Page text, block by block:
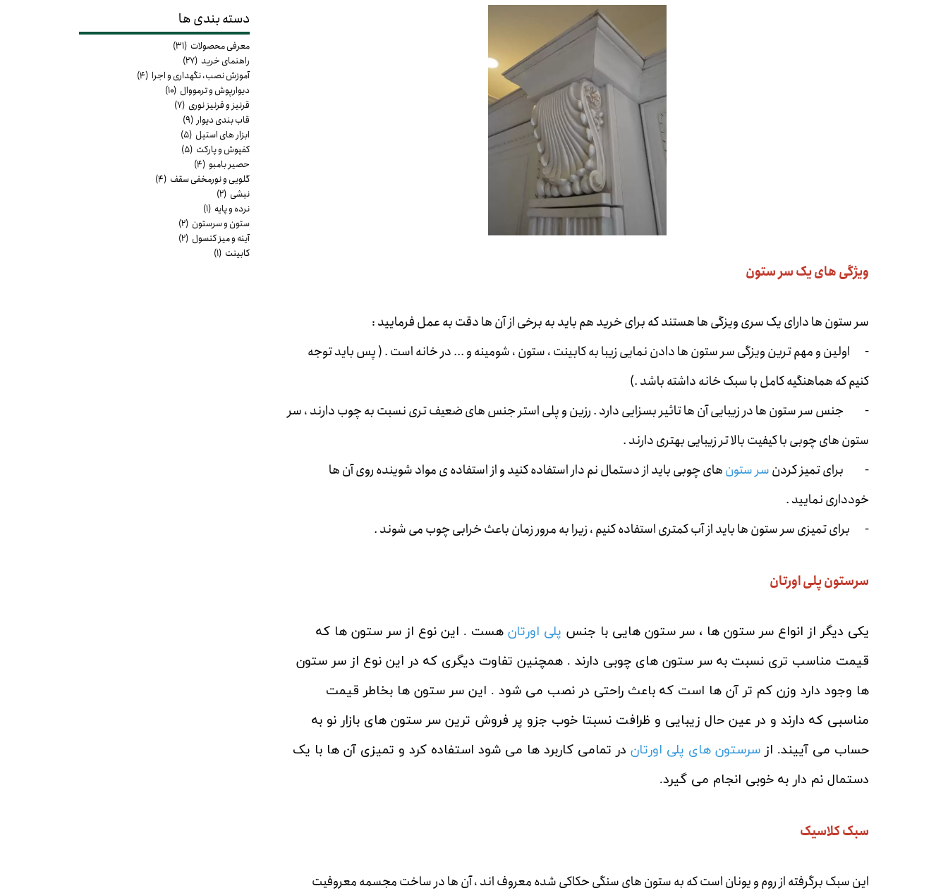
ویژگی های یک سر ستون
سر ستون ها دارای یک سری ویزگی ها هستند که برای خرید هم باید به برخی از آن ها دقت به عمل فرمایید :
- اولین و مهم ترین ویزگی سر ستون ها دادن نمایی زیبا به کابینت ، ستون ، شومینه و ... در خانه است . ( پس باید توجه
کنیم که هماهنگیه کامل با سبک خانه داشته باشد .)
- جنس سر ستون ها در زیبایی آن ها تاثیر بسزایی دارد . رزین و پلی استر جنس های ضعیف تری نسبت به چوب دارند ، سر
ستون های چوبی با کیفیت بالا تر زیبایی بهتری دارند .
- برای تمیز کردنسر ستونهای چوبی باید از دستمال نم دار استفاده کنید و از استفاده ی مواد شوینده روی آن ها
خودداری نمایید .
- برای تمیزی سر ستون ها باید از آب کمتری استفاده کنیم ، زیرا به مرور زمان باعث خرابی چوب می شوند .
سرستون پلی اورتان
یکی دیگر از انواع سر ستون ها ، سر ستون هایی با جنس پلی اورتان هست . این نوع از سر ستون ها که
قیمت مناسب تری نسبت به سر ستون های چوبی دارند . همچنین تفاوت دیگری که در این نوع از سر ستون
ها وجود دارد وزن کم تر آن ها است که باعث راحتی در نصب می شود . این سر ستون ها بخاطر قیمت
مناسبی که دارند و در عین حال زیبایی و ظرافت نسبتا خوب جزو پر فروش ترین سر ستون های بازار نو به
حساب می آییند. از سرستون های پلی اورتان در تمامی کاربرد ها می شود استفاده کرد و تمیزی آن ها با یک
دستمال نم دار به خوبی انجام می گیرد.
سبک کلاسیک
این سبک برگرفته از روم و یونان است که به ستون های سنگی حکاکی شده معروف اند ، آن ها در ساخت مجسمه معروفیت
دسته بندی ها
معرفی محصولات (۳۱)
راهنمای خرید (۲۷)
آموزش نصب، نگهداری و اجرا (۴)
دیوارپوش و ترمووال (۱۰)
قرنیز و قرنیز نوری (۷)
قاب بندی دیوار (۹)
ابزار های استیل (۵)
کفپوش و پارکت (۵)
حصیر بامبو (۴)
گلویی و نورمخفی سقف (۴)
نبشی (۲)
نرده و پایه (۱)
ستون و سرستون (۲)
آینه و میز کنسول (۲)
کابینت (۱)